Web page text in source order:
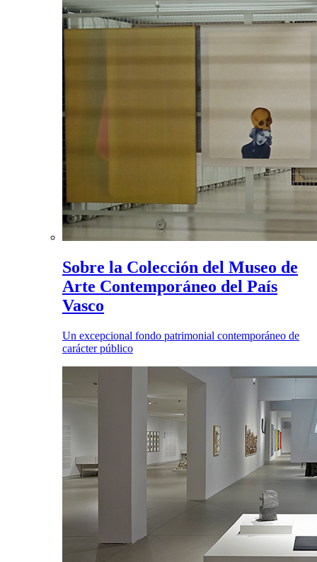
Sobre la Colección del Museo de
Arte Contemporáneo del País
Vasco
Un excepcional fondo patrimonial contemporáneo de
carácter público